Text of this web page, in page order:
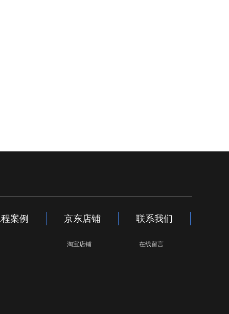
案例 京东店铺
淘宝店铺
联系我们
在线留言